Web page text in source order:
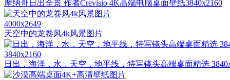
摩纳哥日出全景 作者Crevisio 4K高端电脑桌面壁纸3840x2160
4000x2649
天空中的龙卷风4k风景图片
3840x2160
日出，海洋，水，天空，地平线，特写镜头高端桌面精选